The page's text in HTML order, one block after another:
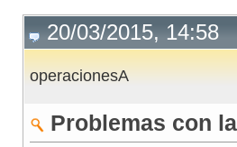
20/03/2015, 14:58
operacionesA
Problemas con